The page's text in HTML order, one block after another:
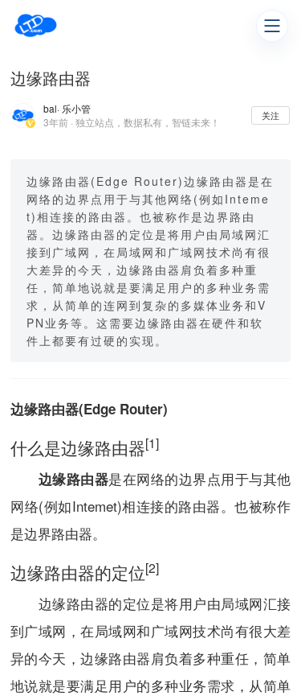
边缘路由器
bal· 乐小管
3年前 · 独立站点，数据私有，智链未来！
关注
边缘路由器(Edge Router)边缘路由器是在
网络的边界点用于与其他网络(例如Inteme
t)相连接的路由器。也被称作是边界路由
器。边缘路由器的定位是将用户由局域网汇
接到广域网，在局域网和广域网技术尚有很
大差异的今天，边缘路由器肩负着多种重
任，简单地说就是要满足用户的多种业务需
求，从简单的连网到复杂的多媒体业务和V
PN业务等。这需要边缘路由器在硬件和软
件上都要有过硬的实现。
边缘路由器(Edge Router)
什么是边缘路由器[1]
边缘路由器是在网络的边界点用于与其他
网络(例如Intemet)相连接的路由器。也被称作
是边界路由器。
边缘路由器的定位[2]
边缘路由器的定位是将用户由局域网汇接
到广域网 ，在局域网和广域网技术尚有很大差
异的今天，边缘路由器肩负着多种重任，简单
地说就是要满足用户的多种业务需求，从简单